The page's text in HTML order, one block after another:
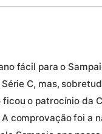
fácil para o
C, mas,
o patrocínio da
comprovação foi a